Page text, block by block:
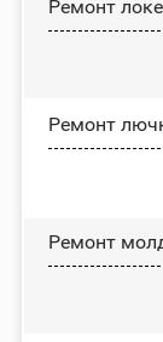
Ремонт
Ремонт
Ремонт